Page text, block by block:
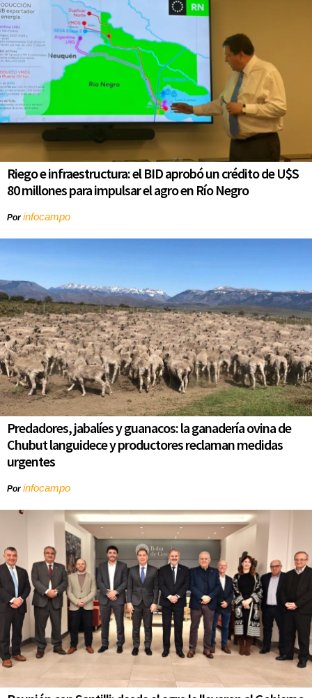
Riego e infraestructura: el BID aprobó un crédito de U$S
80 millones para impulsar el agro en Río Negro
Porinfocampo
Predadores, jabalíes y guanacos: la ganadería ovina de
Chubut languidece y productores reclaman medidas
urgentes
Porinfocampo